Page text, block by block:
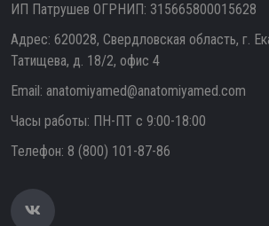
ИП Патрушев ОГРНИП: 315665800015628
Адрес: 620028, Свердловская область, г.
Татищева, д. 18/2, офис 4
Email: anatomiyamed@anatomiyamed.com
Часы работы: ПН-ПТ с 9:00-18:00
Телефон: 8 (800) 101-87-86